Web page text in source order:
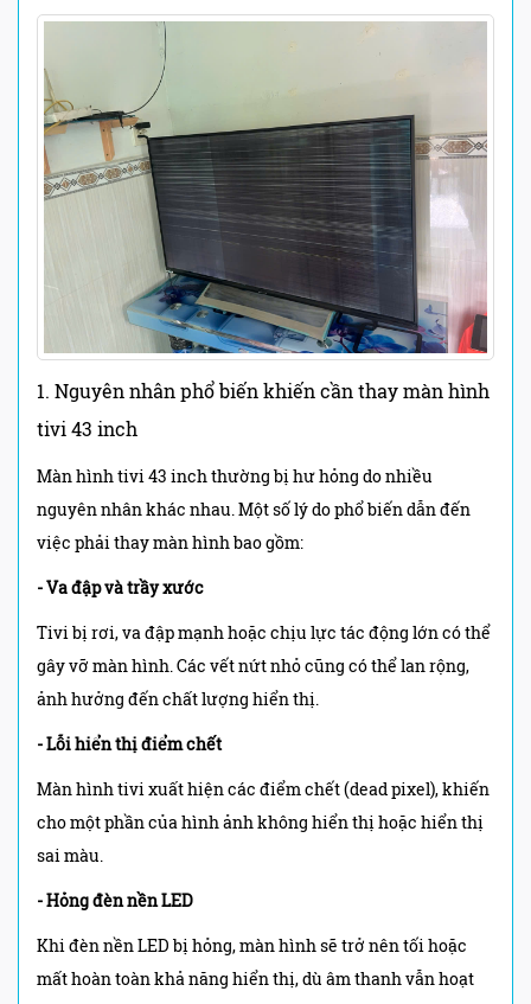
1. Nguyên nhân phổ biến khiến cần thay màn hình
tivi 43 inch
Màn hình tivi 43 inch thường bị hư hỏng do nhiều
nguyên nhân khác nhau. Một số lý do phổ biến dẫn đến
việc phải thay màn hình bao gồm:
- Va đập và trầy xước
Tivi bị rơi, va đập mạnh hoặc chịu lực tác động lớn có thể
gây vỡ màn hình. Các vết nứt nhỏ cũng có thể lan rộng,
ảnh hưởng đến chất lượng hiển thị.
- Lỗi hiển thị điểm chết
Màn hình tivi xuất hiện các điểm chết (dead pixel), khiến
cho một phần của hình ảnh không hiển thị hoặc hiển thị
sai màu.
- Hỏng đèn nền LED
Khi đèn nền LED bị hỏng, màn hình sẽ trở nên tối hoặc
mất hoàn toàn khả năng hiển thị, dù âm thanh vẫn hoạt